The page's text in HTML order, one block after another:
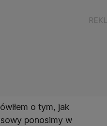
o tym, jak
ponosimy w